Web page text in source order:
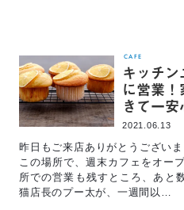
CAFE
キッチ
に営業
きて一安
2021.06.13
昨日もご来店ありがとうござい
この場所で、週末カフェをオー
所での営業も残すところ、あと
猫店長のプー太が、一週間以…